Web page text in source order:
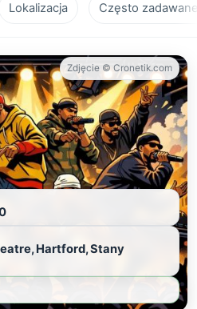
Lokalizacja Często
Zdjęcie © Cronetik.com
Hartford, Stany